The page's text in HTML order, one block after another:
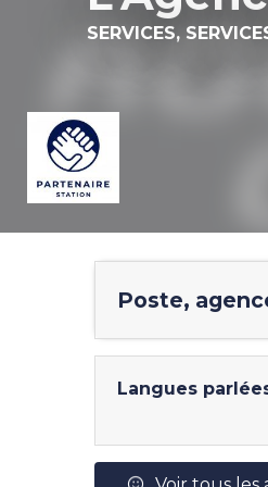
SERVICES,
Poste,
Langues